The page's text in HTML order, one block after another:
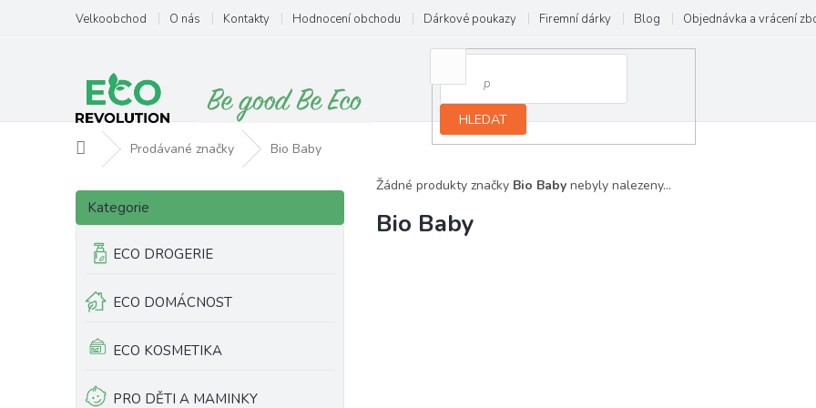
obsah
Velkoobchod O nás Kontakty Hodnocení obchodu Dárkové poukazy Firemní dárky Blog Objednávka a vrácení
HLEDAT
Domů Prodávané značky Bio Baby
P
s
n
Přeskočit
kategorie
Kategorie
ECO DROGERIE
ECO DOMÁCNOST
ECO KOSMETIKA
PRO DĚTI A MAMINKY
Bio Baby
Žádné produkty značky Bio Baby nebyly nalezeny...